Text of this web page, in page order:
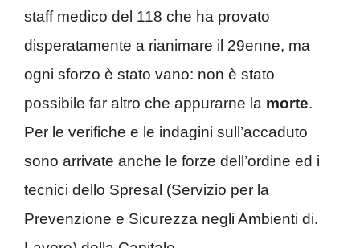
staff medico del 118 che ha provato
disperatamente a rianimare il 29enne, ma
ogni sforzo è stato vano: non è stato
possibile far altro che appurarne la morte.
Per le verifiche e le indagini sull’accaduto
sono arrivate anche le forze dell’ordine ed i
tecnici dello Spresal (Servizio per la
Prevenzione e Sicurezza negli Ambienti di.